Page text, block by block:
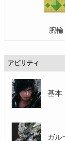
腕輪
アビリティ
基本
ガル